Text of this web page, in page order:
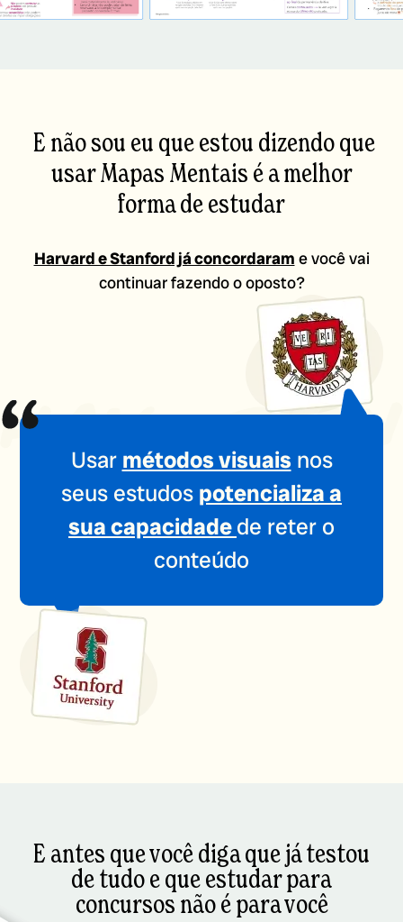
E não sou eu que estou dizendo que
usar Mapas Mentais é a melhor
forma de estudar
Harvard e Stanford já concordaram e você vai
continuar fazendo o oposto?
Usar métodos visuais nos
seus estudos potencializa a
sua capacidadede reter o
conteúdo
E antes que você diga que já testou
de tudo e que estudar para
concursos não é para você